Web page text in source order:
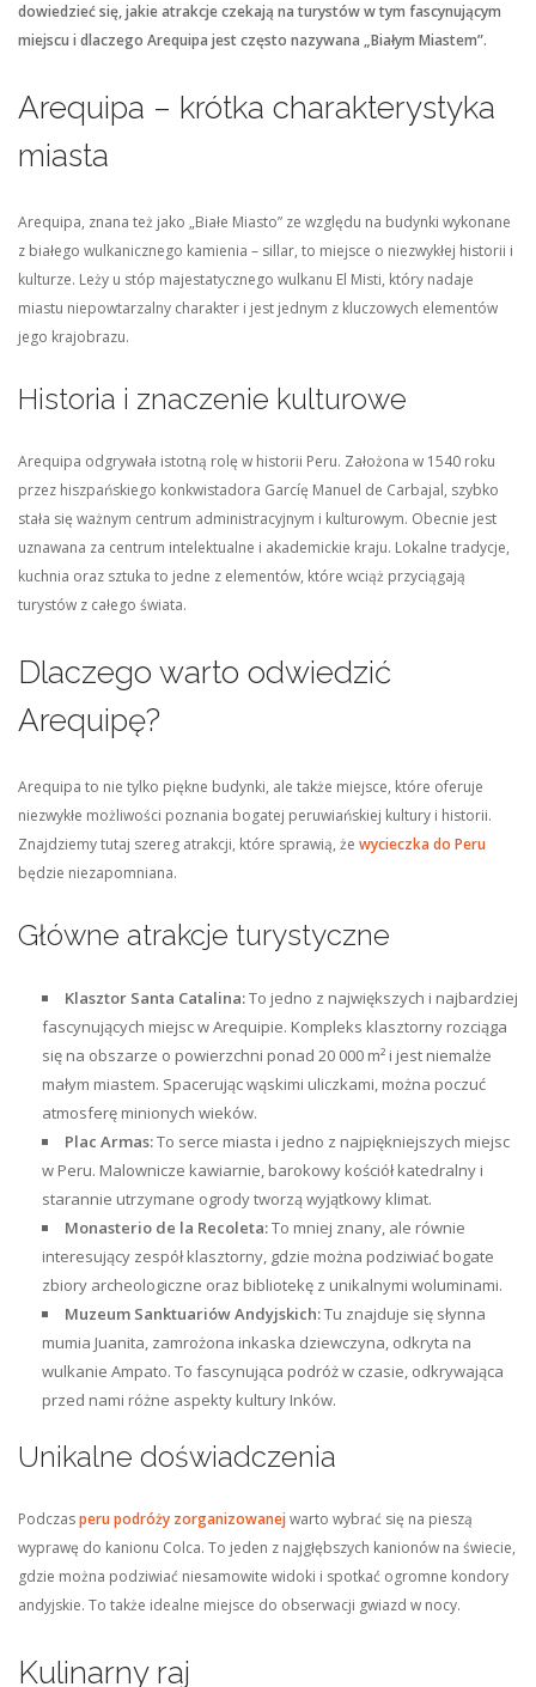
dowiedzieć się, jakie atrakcje czekają na turystów w tym fascynującym
miejscu i dlaczego Arequipa jest często nazywana „Białym Miastem”.
Arequipa – krótka charakterystyka
miasta
Arequipa, znana też jako „Białe Miasto” ze względu na budynki wykonane
z białego wulkanicznego kamienia – sillar, to miejsce o niezwykłej historii i
kulturze. Leży u stóp majestatycznego wulkanu El Misti, który nadaje
miastu niepowtarzalny charakter i jest jednym z kluczowych elementów
jego krajobrazu.
Historia i znaczenie kulturowe
Arequipa odgrywała istotną rolę w historii Peru. Założona w 1540 roku
przez hiszpańskiego konkwistadora Garcíę Manuel de Carbajal, szybko
stała się ważnym centrum administracyjnym i kulturowym. Obecnie jest
uznawana za centrum intelektualne i akademickie kraju. Lokalne tradycje,
kuchnia oraz sztuka to jedne z elementów, które wciąż przyciągają
turystów z całego świata.
Dlaczego warto odwiedzić
Arequipę?
Arequipa to nie tylko piękne budynki, ale także miejsce, które oferuje
niezwykłe możliwości poznania bogatej peruwiańskiej kultury i historii.
Znajdziemy tutaj szereg atrakcji, które sprawią, że wycieczka do Peru
będzie niezapomniana.
Główne atrakcje turystyczne
Klasztor Santa Catalina:To jedno z największych i najbardziej
fascynujących miejsc w Arequipie. Kompleks klasztorny rozciąga
się na obszarze o powierzchni ponad 20 000 m² i jest niemalże
małym miastem. Spacerując wąskimi uliczkami, można poczuć
atmosferę minionych wieków.
Plac Armas:To serce miasta i jedno z najpiękniejszych miejsc
w Peru. Malownicze kawiarnie, barokowy kościół katedralny i
starannie utrzymane ogrody tworzą wyjątkowy klimat.
Monasterio de la Recoleta:To mniej znany, ale równie
interesujący zespół klasztorny, gdzie można podziwiać bogate
zbiory archeologiczne oraz bibliotekę z unikalnymi woluminami.
Muzeum Sanktuariów Andyjskich:Tu znajduje się słynna
mumia Juanita, zamrożona inkaska dziewczyna, odkryta na
wulkanie Ampato. To fascynująca podróż w czasie, odkrywająca
przed nami różne aspekty kultury Inków.
Unikalne doświadczenia
Podczasperu podróży zorganizowanejwarto wybrać się na pieszą
wyprawę do kanionu Colca. To jeden z najgłębszych kanionów na świecie,
gdzie można podziwiać niesamowite widoki i spotkać ogromne kondory
andyjskie. To także idealne miejsce do obserwacji gwiazd w nocy.
Kulinarny raj